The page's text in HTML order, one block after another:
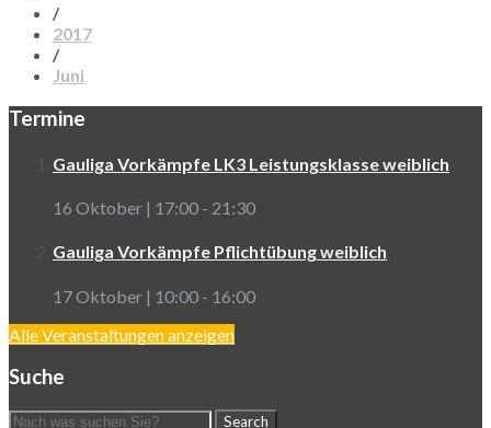
/
2017
/
Juni
Termine
Gauliga Vorkämpfe LK3 Leistungsklasse weiblich
16 Oktober | 17:00 - 21:30
Gauliga Vorkämpfe Pflichtübung weiblich
17 Oktober | 10:00 - 16:00
Alle Veranstaltungen anzeigen
Suche